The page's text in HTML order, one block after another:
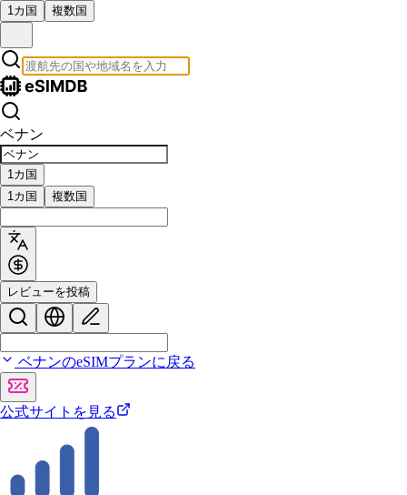
1カ国 複数国
ベナン
1カ国
1カ国
複数国
レビューを投稿
ベナンのeSIMプランに戻る
公式サイトを見る